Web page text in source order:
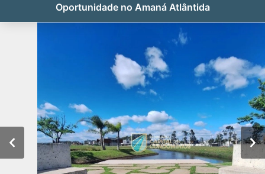
Oportunidade no Amaná Atlântida